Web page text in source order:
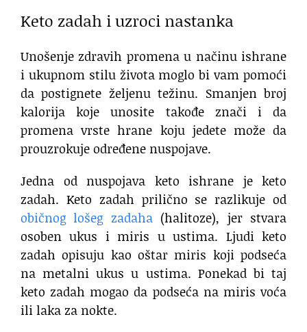
Keto zadah i uzroci nastanka
Unošenje zdravih promena u načinu ishrane
i ukupnom stilu života moglo bi vam pomoći
da postignete željenu težinu. Smanjen broj
kalorija koje unosite takođe znači i da
promena vrste hrane koju jedete može da
prouzrokuje određene nuspojave.
Jedna od nuspojava keto ishrane je keto
zadah. Keto zadah prilično se razlikuje od
običnog lošeg zadaha(halitoze), jer stvara
osoben ukus i miris u ustima. Ljudi keto
zadah opisuju kao oštar miris koji podseća
na metalni ukus u ustima. Ponekad bi taj
keto zadah mogao da podseća na miris voća
ili laka za nokte.